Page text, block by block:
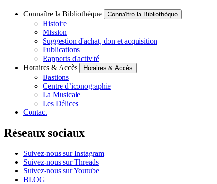
Connaître la Bibliothèque Connaître la Bibliothèque
Histoire
Mission
Suggestion d'achat, don et acquisition
Publications
Rapports d'activité
Horaires & Accès
Horaires & Accès
Bastions
Centre d’iconographie
La Musicale
Les Délices
Contact
Réseaux sociaux
Suivez-nous sur Instagram
Suivez-nous sur Threads
Suivez-nous sur Youtube
BLOG